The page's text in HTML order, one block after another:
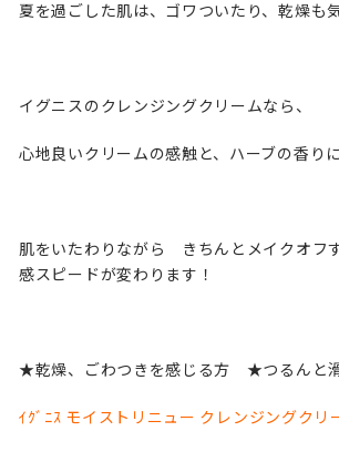
夏を過ごした肌は、ゴワついたり、乾燥も
イグニスのクレンジングクリームなら、
心地良いクリームの感触と、ハーブの香り
肌をいたわりながら きちんとメイクオフ
感スピードが変わります！
★乾燥、ごわつきを感じる方 ★つるんと
ｲｸﾞﾆｽ モイストリニュー クレンジングクリ